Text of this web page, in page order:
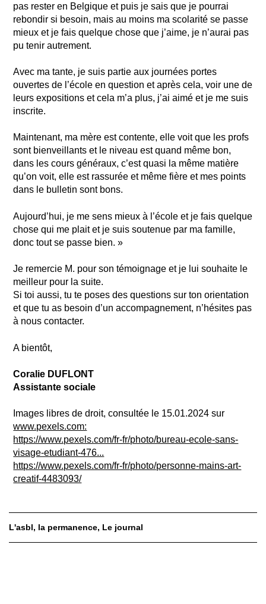
pas rester en Belgique et puis je sais que je pourrai
rebondir si besoin, mais au moins ma scolarité se passe
mieux et je fais quelque chose que j’aime, je n’aurai pas
pu tenir autrement.
Avec ma tante, je suis partie aux journées portes
ouvertes de l’école en question et après cela, voir une de
leurs expositions et cela m’a plus, j’ai aimé et je me suis
inscrite.
Maintenant, ma mère est contente, elle voit que les profs
sont bienveillants et le niveau est quand même bon,
dans les cours généraux, c’est quasi la même matière
qu’on voit, elle est rassurée et même fière et mes points
dans le bulletin sont bons.
Aujourd’hui, je me sens mieux à l’école et je fais quelque
chose qui me plait et je suis soutenue par ma famille,
donc tout se passe bien. »
Je remercie M. pour son témoignage et je lui souhaite le
meilleur pour la suite.
Si toi aussi, tu te poses des questions sur ton orientation
et que tu as besoin d’un accompagnement, n’hésites pas
à nous contacter.
A bientôt,
Coralie DUFLONT
Assistante sociale
Images libres de droit, consultée le 15.01.2024 sur
www.pexels.com:
https://www.pexels.com/fr-fr/photo/bureau-ecole-sans-
visage-etudiant-476...
https://www.pexels.com/fr-fr/photo/personne-mains-art-
creatif-4483093/
L'asbl la permanence Le journal